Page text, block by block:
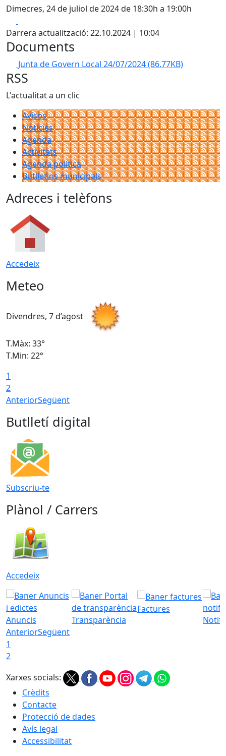
Dimecres, 24 de juliol de 2024 de 18:30h a 19:00h
Darrera actualització: 22.10.2024 | 10:04
Documents
Junta de Govern Local 24/07/2024(86.77KB)
RSS
L'actualitat a un clic
Avisos
Notícies
Agenda
Activitats
Agenda política
Butlletins municipals
Adreces i telèfons
Accedeix
Meteo
Divendres, 7 d’agost
T.Màx: 33°
T.Min: 22°
1
2
AnteriorSegüent
Butlletí digital
Subscriu-te
Plànol / Carrers
Accedeix
Anuncis Transparència
Factures
AnteriorSegüent
1
2
Xarxes socials:
Crèdits
Contacte
Protecció de dades
Avís legal
Accessibilitat